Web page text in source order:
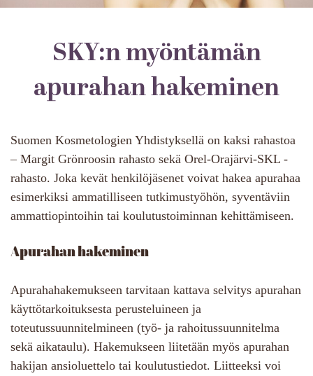
SKY:n myöntämän
apurahan hakeminen
Suomen Kosmetologien Yhdistyksellä on kaksi rahastoa
– Margit Grönroosin rahasto sekä Orel-Orajärvi-SKL -
rahasto. Joka kevät henkilöjäsenet voivat hakea apurahaa
esimerkiksi ammatilliseen tutkimustyöhön, syventäviin
ammattiopintoihin tai koulutustoiminnan kehittämiseen.
Apurahan hakeminen
Apurahahakemukseen tarvitaan kattava selvitys apurahan
käyttötarkoituksesta perusteluineen ja
toteutussuunnitelmineen (työ- ja rahoitussuunnitelma
sekä aikataulu). Hakemukseen liitetään myös apurahan
hakijan ansioluettelo tai koulutustiedot. Liitteeksi voi